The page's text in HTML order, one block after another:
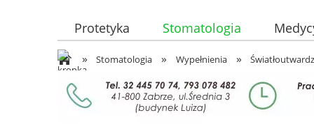
Protetyka Stomatologia
Oferta hurtowa
» Stomatologia » Wypełnienia »